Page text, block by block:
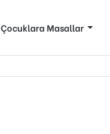
Çocuklara Masallar